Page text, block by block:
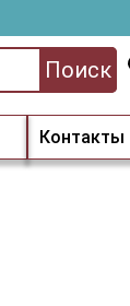
Контакты
Поиск